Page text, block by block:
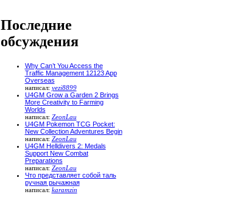
Последние
обсуждения
Why Can’t You Access the
Traffic Management 12123 App
Overseas
написал: yezi8899
U4GM Grow a Garden 2 Brings
More Creativity to Farming
Worlds
написал: ZeonLau
U4GM Pokemon TCG Pocket:
New Collection Adventures Begin
написал: ZeonLau
U4GM Helldivers 2: Medals
Support New Combat
Preparations
написал: ZeonLau
Что представляет собой таль
ручная рычажная
написал: karamzin